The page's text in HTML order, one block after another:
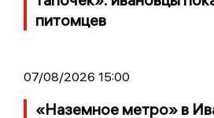
питомцев
07/08/2026 15:00
«Наземное метро» в